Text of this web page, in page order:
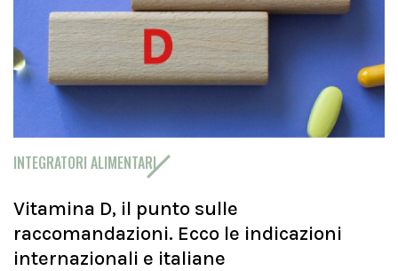
INTEGRATORI ALIMENTARI
Vitamina D, il punto sulle
raccomandazioni. Ecco le indicazioni
internazionali e italiane